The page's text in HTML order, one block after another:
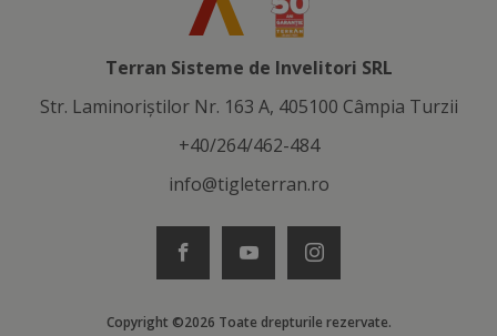
Terran Sisteme de Invelitori SRL
Str. Laminoriştilor Nr. 163 A, 405100 Câmpia Turzii
+40/264/462-484
info@tigleterran.ro
Copyright ©2026 Toate drepturile rezervate.